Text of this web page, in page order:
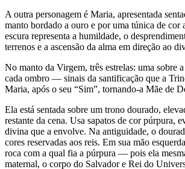
A outra personagem é Maria, apresentada
manto bordado a ouro e por uma túnica de cor
escura representa a humildade, o
terrenos e a ascensão da alma em direção ao
No manto da Virgem, três estrelas: uma sobre
cada ombro — sinais da santificação que a
Maria, após o seu “Sim”, tornando-a Mãe de
Ela está sentada sobre um trono dourado,
restante da cena. Usa sapatos de cor púrpura,
divina que a envolve. Na antiguidade, o
cores reservadas aos reis. Em sua mão
roca com a qual fia a púrpura — pois ela
maternal, o corpo do Salvador e Rei do